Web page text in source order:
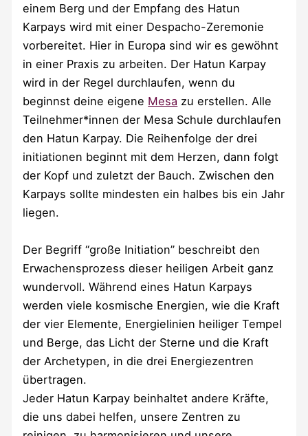
einem Berg und der Empfang des Hatun
Karpays wird mit einer Despacho-Zeremonie
vorbereitet. Hier in Europa sind wir es gewöhnt
in einer Praxis zu arbeiten. Der Hatun Karpay
wird in der Regel durchlaufen, wenn du
beginnst deine eigene Mesa zu erstellen. Alle
Teilnehmer*innen der Mesa Schule durchlaufen
den Hatun Karpay. Die Reihenfolge der drei
initiationen beginnt mit dem Herzen, dann folgt
der Kopf und zuletzt der Bauch. Zwischen den
Karpays sollte mindesten ein halbes bis ein Jahr
liegen.
Der Begriff “große Initiation” beschreibt den
Erwachensprozess dieser heiligen Arbeit ganz
wundervoll. Während eines Hatun Karpays
werden viele kosmische Energien, wie die Kraft
der vier Elemente, Energielinien heiliger Tempel
und Berge, das Licht der Sterne und die Kraft
der Archetypen, in die drei Energiezentren
übertragen.
Jeder Hatun Karpay beinhaltet andere Kräfte,
die uns dabei helfen, unsere Zentren zu